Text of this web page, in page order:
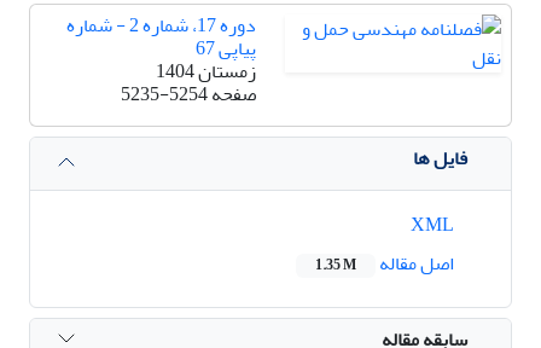
دوره 17، شماره 2 - شماره
پیاپی 67
زمستان 1404
صفحه5235-5254
فایل ها
اصل مقاله
1.35 M
سابقه مقاله